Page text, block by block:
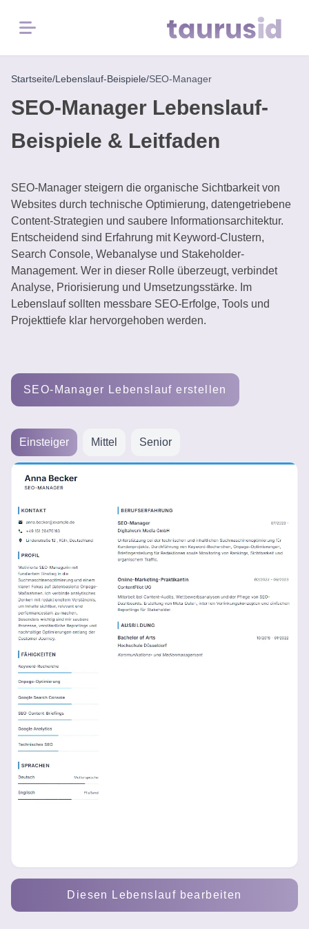
Menü
Startseite
Inspiration
Beispiele
Kostenlose
Tools
Lebenslauf
erstellen
Startseite/Lebenslauf-Beispiele/SEO-Manager
SEO-Manager Lebenslauf-
Beispiele & Leitfaden
SEO-Manager steigern die organische Sichtbarkeit von
Websites durch technische Optimierung, datengetriebene
Content-Strategien und saubere Informationsarchitektur.
Entscheidend sind Erfahrung mit Keyword-Clustern,
Search Console, Webanalyse und Stakeholder-
Management. Wer in dieser Rolle überzeugt, verbindet
Analyse, Priorisierung und Umsetzungsstärke. Im
Lebenslauf sollten messbare SEO-Erfolge, Tools und
Projekttiefe klar hervorgehoben werden.
SEO-Manager Lebenslauf erstellen
Einsteiger Mittel Senior
Diesen Lebenslauf bearbeiten